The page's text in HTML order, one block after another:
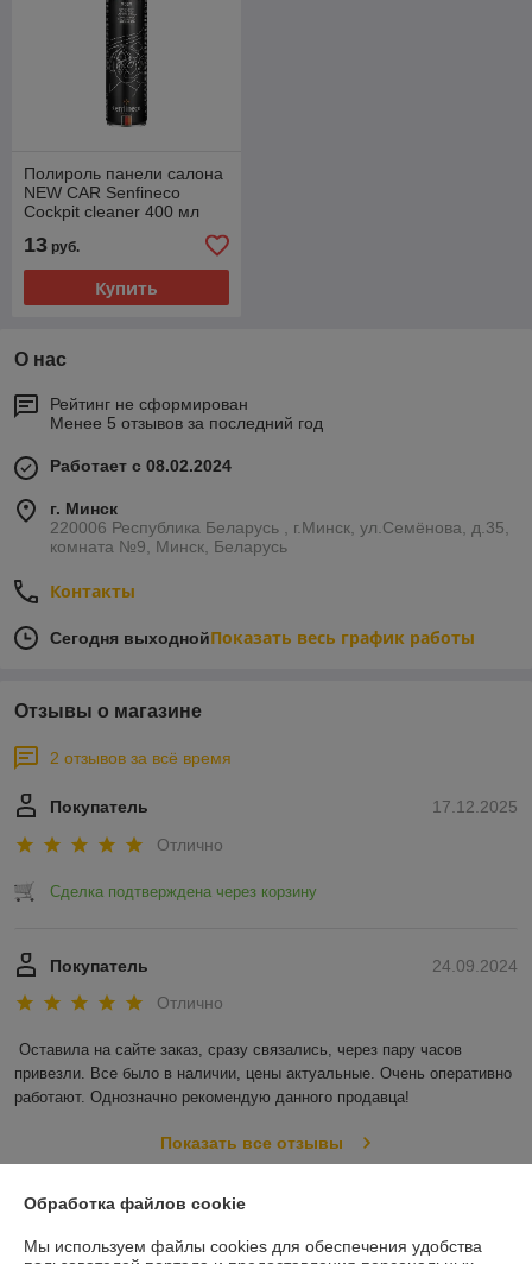
Полироль панели cалона
NEW CAR Senfineco
Cockpit cleaner 400 мл
13 руб.
Купить
О нас
Рейтинг не сформирован
Менее 5 отзывов за последний год
Работает с 08.02.2024
г. Минск
220006 Республика Беларусь , г.Минск, ул.Семёнова, д.35,
комната №9, Минск, Беларусь
Контакты
Сегодня выходнойПоказать весь график работы
Отзывы о магазине
2 отзывов за всё время
17.12.2025
Покупатель
Отлично
Сделка подтверждена через корзину
24.09.2024
Покупатель
Отлично
Оставила на сайте заказ, сразу связались, через пару часов
привезли. Все было в наличии, цены актуальные. Очень оперативно
работают. Однозначно рекомендую данного продавца!
Показать все отзывы
Обработка файлов cookie
Мы используем файлы cookies для обеспечения удобства